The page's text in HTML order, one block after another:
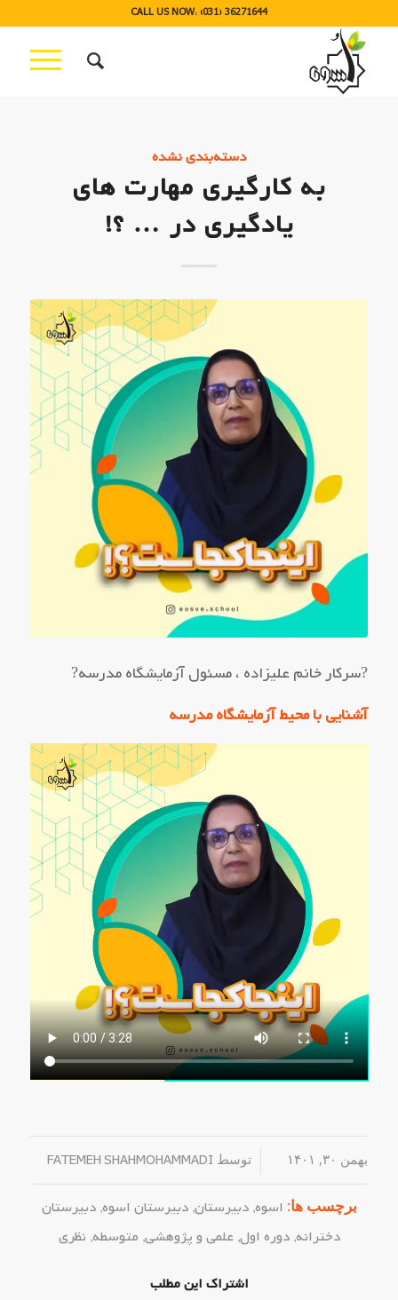
CALL US NOW: (031) 36271644
دسته‌بندی نشده
به کارگیری مهارت های
یادگیری در … ؟!
?سرکار خانم علیزاده ، مسئول آزمایشگاه مدرسه?
آشنایی با محیط آزمایشگاه مدرسه
بهمن ۳۰, ۱۴۰۱ / توسط FATEMEH SHAHMOHAMMADI
برچسب ها: اسوه,دبیرستان,دبیرستان اسوه,دبیرستان
دخترانه,دوره اول,علمی و پژوهشی, متوسطه, نظری
اشتراک این مطلب